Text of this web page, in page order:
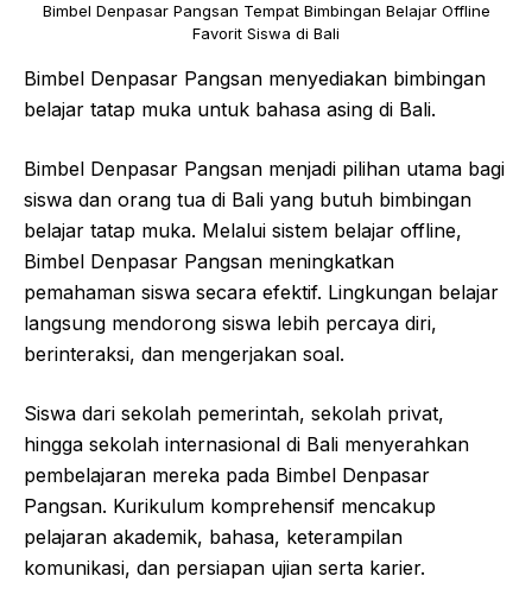
Bimbel Denpasar Pangsan Tempat Bimbingan Belajar Offline
Favorit Siswa di Bali
Bimbel Denpasar Pangsan menyediakan bimbingan
belajar tatap muka untuk bahasa asing di Bali.
Bimbel Denpasar Pangsan menjadi pilihan utama bagi
siswa dan orang tua di Bali yang butuh bimbingan
belajar tatap muka. Melalui sistem belajar offline,
Bimbel Denpasar Pangsan meningkatkan
pemahaman siswa secara efektif. Lingkungan belajar
langsung mendorong siswa lebih percaya diri,
berinteraksi, dan mengerjakan soal.
Siswa dari sekolah pemerintah, sekolah privat,
hingga sekolah internasional di Bali menyerahkan
pembelajaran mereka pada Bimbel Denpasar
Pangsan. Kurikulum komprehensif mencakup
pelajaran akademik, bahasa, keterampilan
komunikasi, dan persiapan ujian serta karier.